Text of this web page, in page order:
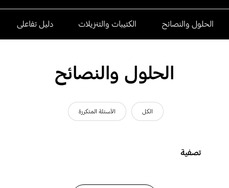
الحلول والنصائح الكتيبات والتنزيلات دليل تفاعلى
الحلول والنصائح
الكل الأسئلة المتكررة
تصفية